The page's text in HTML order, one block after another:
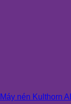
Máy nén Kulthorn